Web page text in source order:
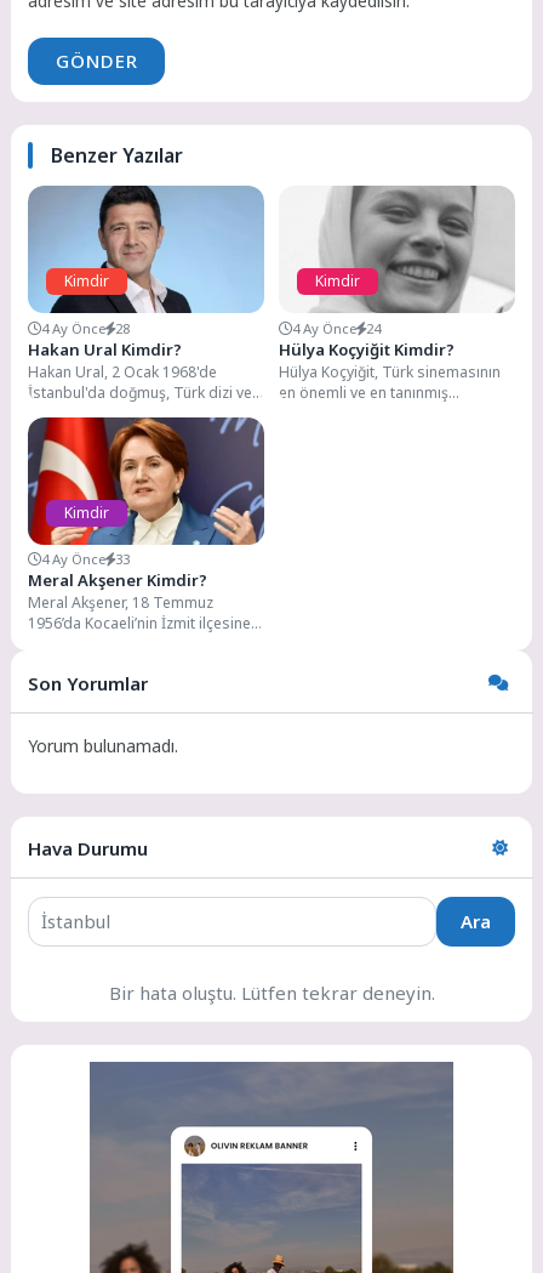
GÖNDER
Benzer Yazılar
Kimdir
4 Ay Önce 28
Hakan Ural Kimdir?
Hakan Ural, 2 Ocak 1968'de
İstanbul'da doğmuş, Türk dizi ve
sinema oyuncusu olarak geniş
bir...
Kimdir
4 Ay Önce 24
Hülya Koçyiğit Kimdir?
Hülya Koçyiğit, Türk sinemasının
en önemli ve en tanınmış
Kimdir
4 Ay Önce 33
Meral Akşener Kimdir?
Meral Akşener, 18 Temmuz
1956’da Kocaeli’nin İzmit ilçesine
Türkiye'ye...
Son Yorumlar
Yorum bulunamadı.
Hava Durumu
Ara
Bir hata oluştu. Lütfen tekrar deneyin.